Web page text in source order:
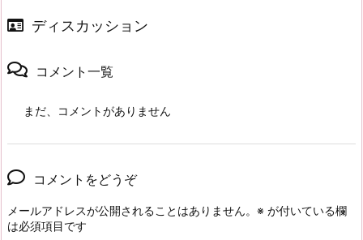
ディスカッション
コメント一覧
まだ、コメントがありません
コメントをどうぞ
メールアドレスが公開されることはありません。 ※ が付いている欄
は必須項目です